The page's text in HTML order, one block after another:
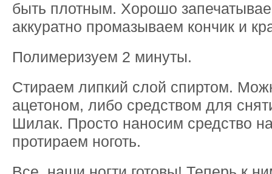
быть плотным. Хорошо
аккуратно промазываем кончик и
Полимеризуем 2 минуты.
Стираем липкий слой спиртом.
ацетоном, либо средством для
Шилак. Просто наносим средство
протираем ноготь.